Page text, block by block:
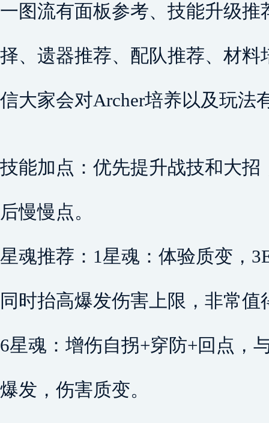
一图流有面板参考、技能升级
择、遗器推荐、配队推荐、材
信大家会对Archer培养以及玩法
技能加点：优先提升战技和大
后慢慢点。
星魂推荐：1星魂：体验质变，
同时抬高爆发伤害上限，非常
6星魂：增伤自拐+穿防+回点，
爆发，伤害质变。